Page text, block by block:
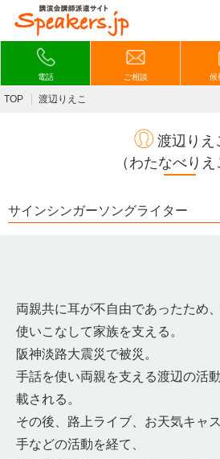
電話 ご相談 候
TOP 渡辺りえこ
渡辺りえ
（わたなべりえ
サインシンガーソングライター
両親共に耳が不自由であったため
使いこなして家族を支える。
阪神淡路大震災で被災。
手話を使い両親を支える渡辺の活
載される。
その後、路上ライブ、お天気キャ
手などの活動を経て、